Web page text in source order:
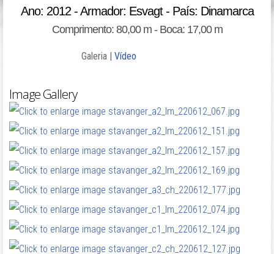
Ano: 2012 - Armador: Esvagt - País: Dinamarca
Comprimento: 80,00 m - Boca: 17,00 m
Galeria | Vídeo
Image Gallery